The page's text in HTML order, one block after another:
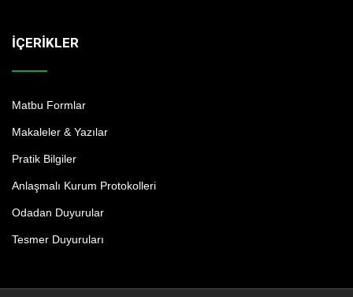
İÇERIKLER
Matbu Formlar
Makaleler & Yazılar
Pratik Bilgiler
Anlaşmalı Kurum Protokolleri
Odadan Duyurular
Tesmer Duyuruları